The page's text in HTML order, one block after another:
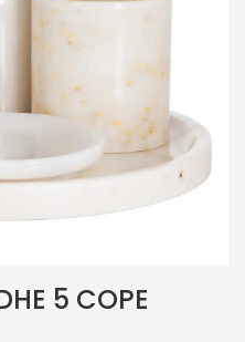
5 COPE